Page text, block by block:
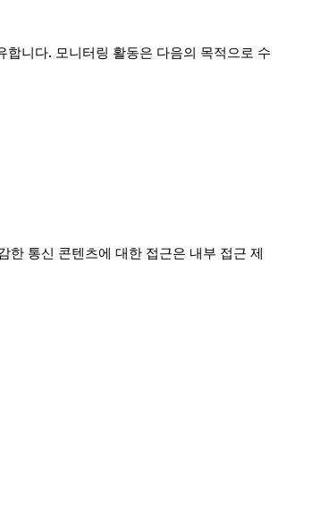
니다. 모니터링 활동은 다음의 목적으로 수
한 통신 콘텐츠에 대한 접근은 내부 접근 제